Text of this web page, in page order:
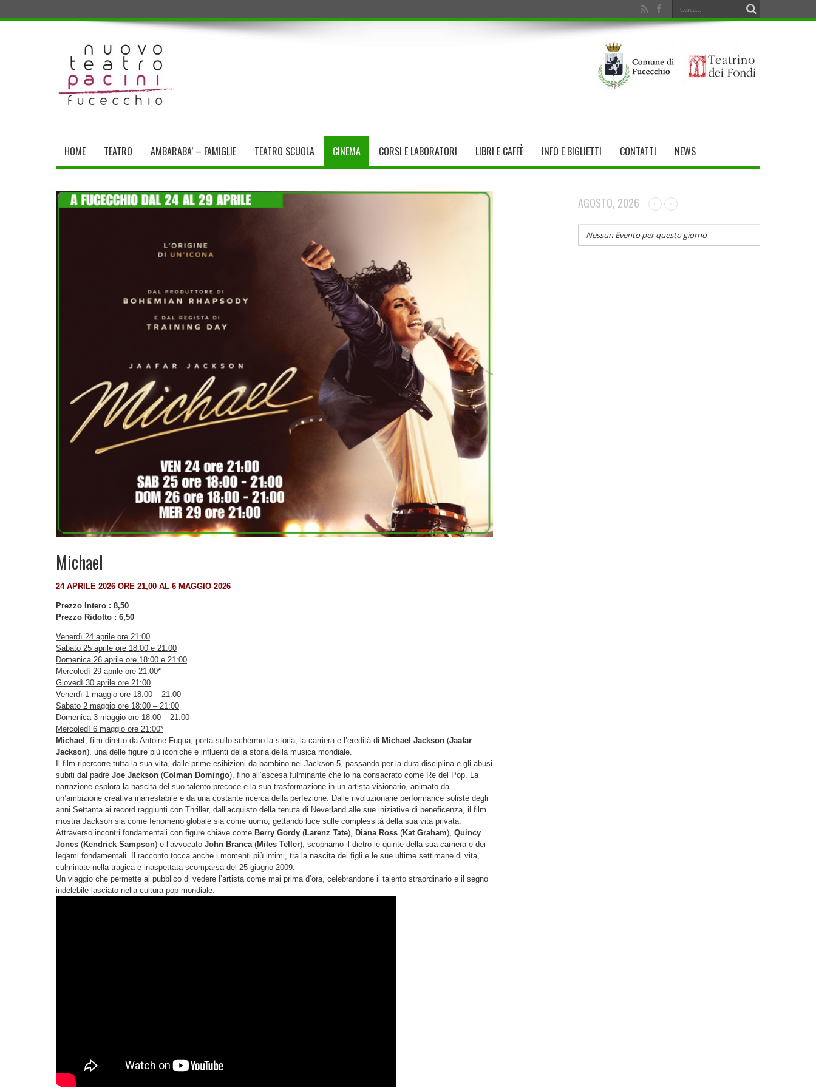
HOME TEATRO AMBARABA’ – FAMIGLIE TEATRO SCUOLA CINEMA CORSI E LABORATORI LIBRI E CAFFÈ INFO E BIGLIETTI CONTATTI NEWS
Michael
24 APRILE 2026 ORE 21,00 AL 6 MAGGIO 2026
Prezzo Intero : 8,50
Prezzo Ridotto : 6,50
Venerdì 24 aprile ore 21:00
Sabato 25 aprile ore 18:00 e 21:00
Domenica 26 aprile ore 18:00 e 21:00
Mercoledì 29 aprile ore 21:00*
Giovedì 30 aprile ore 21:00
Venerdì 1 maggio ore 18:00 – 21:00
Sabato 2 maggio ore 18:00 – 21:00
Domenica 3 maggio ore 18:00 – 21:00
Mercoledì 6 maggio ore 21:00*
Michael , film diretto da Antoine Fuqua, porta sullo schermo la storia, la carriera e l’eredità di Michael Jackson (Jaafar
Jackson), una delle figure più iconiche e influenti della storia della musica mondiale.
Il film ripercorre tutta la sua vita, dalle prime esibizioni da bambino nei Jackson 5, passando per la dura disciplina e gli abusi
subiti dal padre Joe Jackson (Colman Domingo), fino all’ascesa fulminante che lo ha consacrato come Re del Pop. La
narrazione esplora la nascita del suo talento precoce e la sua trasformazione in un artista visionario, animato da
un’ambizione creativa inarrestabile e da una costante ricerca della perfezione. Dalle rivoluzionarie performance soliste degli
anni Settanta ai record raggiunti con Thriller, dall’acquisto della tenuta di Neverland alle sue iniziative di beneficenza, il film
mostra Jackson sia come fenomeno globale sia come uomo, gettando luce sulle complessità della sua vita privata.
Attraverso incontri fondamentali con figure chiave come Berry Gordy (Larenz Tate), Diana Ross (Kat Graham), Quincy
Jones (Kendrick Sampson) e l’avvocato John Branca(Miles Teller), scopriamo il dietro le quinte della sua carriera e dei
legami fondamentali. Il racconto tocca anche i momenti più intimi, tra la nascita dei figli e le sue ultime settimane di vita,
culminate nella tragica e inaspettata scomparsa del 25 giugno 2009.
Un viaggio che permette al pubblico di vedere l’artista come mai prima d’ora, celebrandone il talento straordinario e il segno
indelebile lasciato nella cultura pop mondiale.
AGOSTO, 2026
Nessun Evento per questo giorno